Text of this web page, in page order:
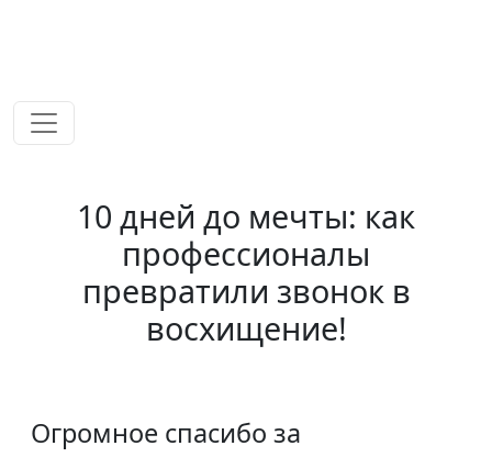
10 дней до мечты: как
профессионалы
превратили звонок в
восхищение!
Огромное спасибо за